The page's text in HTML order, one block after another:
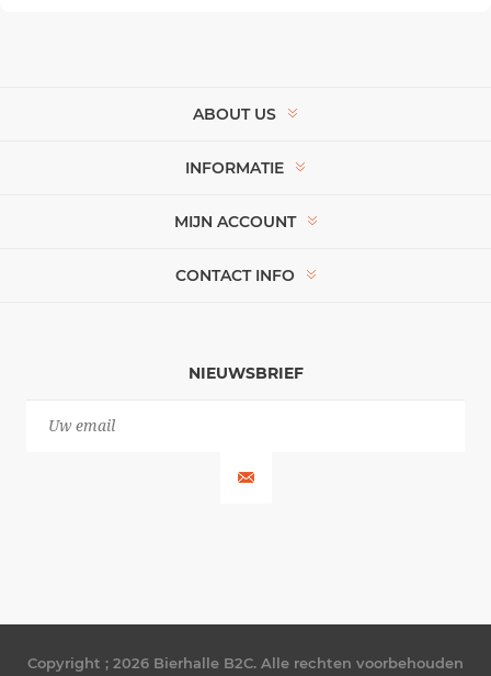
ABOUT US
INFORMATIE
MIJN ACCOUNT
CONTACT INFO
NIEUWSBRIEF
Copyright ; 2026 Bierhalle B2C. Alle rechten voorbehouden